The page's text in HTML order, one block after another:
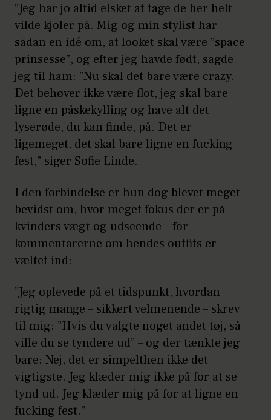
”Jeg har jo altid elsket at tage de her helt
vilde kjoler på. Mig og min stylist har
sådan en idé om, at looket skal være ”space
prinsesse”, og efter jeg havde født, sagde
jeg til ham: ”Nu skal det bare være crazy.
Det behøver ikke være flot, jeg skal bare
ligne en påskekylling og have alt det
lyserøde, du kan finde, på. Det er
ligemeget, det skal bare ligne en fucking
fest,” siger Sofie Linde.
I den forbindelse er hun dog blevet meget
bevidst om, hvor meget fokus der er på
kvinders vægt og udseende – for
kommentarerne om hendes outfits er
væltet ind:
”Jeg oplevede på et tidspunkt, hvordan
rigtig mange – sikkert velmenende – skrev
til mig: ”Hvis du valgte noget andet tøj, så
ville du se tyndere ud” – og der tænkte jeg
bare: Nej, det er simpelthen ikke det
vigtigste. Jeg klæder mig ikke på for at se
tynd ud. Jeg klæder mig på for at ligne en
fucking fest.”